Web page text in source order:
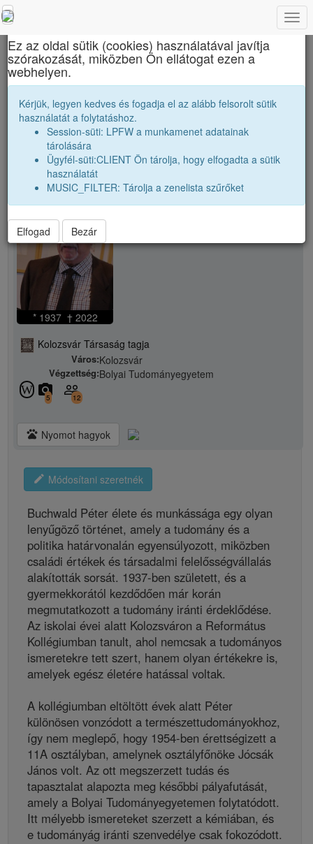
Református Kollégium
Buchwald Péter
whatshot
Buchwald Péter
* 1937 † 2022
Kolozsvár Társaság tagja
Város:Kolozsvár
Végzettség:Bolyai Tudományegyetem
W camera_alt
5 people_outline
12
pets Nyomot hagyok
edit Módosítani szeretnék
Buchwald Péter élete és munkássága egy olyan
lenyűgöző történet, amely a tudomány és a
politika határvonalán egyensúlyozott, miközben
családi értékek és társadalmi felelősségvállalás
alakították sorsát. 1937-ben született, és a
gyermekkorától kezdődően már korán
megmutatkozott a tudomány iránti érdeklődése.
Az iskolai évei alatt Kolozsváron a Református
Kollégiumban tanult, ahol nemcsak a tudományos
ismeretekre tett szert, hanem olyan értékekre is,
amelyek egész életére hatással voltak.
A kollégiumban eltöltött évek alatt Péter
különösen vonzódott a természettudományokhoz,
így nem meglepő, hogy 1954-ben érettségizett a
11A osztályban, amelynek osztályfőnöke Jócsák
János volt. Az ott megszerzett tudás és
tapasztalat alapozta meg későbbi pályafutását,
amely a Bolyai Tudományegyetemen folytatódott.
Itt mélyebb ismereteket szerzett a kémiában, és
e tudományág iránti szenvedélye csak fokozódott.
Ez az oldal sütik (cookies) használatával javítja
szórakozását, miközben Ön ellátogat ezen a
webhelyen.
Kérjük, legyen kedves és fogadja el az alább felsorolt sütik
használatát a folytatáshoz.
Session-süti: LPFW a munkamenet adatainak
tárolására
Ügyfél-süti:CLIENT Ön tárolja, hogy elfogadta a sütik
használatát
MUSIC_FILTER: Tárolja a zenelista szűrőket
Elfogad Bezár